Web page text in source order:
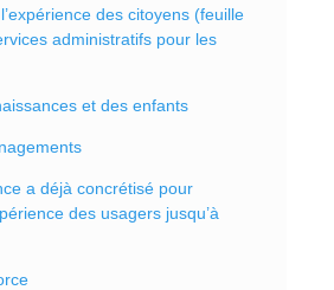
des citoyens (feuille
administratifs pour les
et des enfants
a déjà concrétisé pour
des usagers jusqu’à